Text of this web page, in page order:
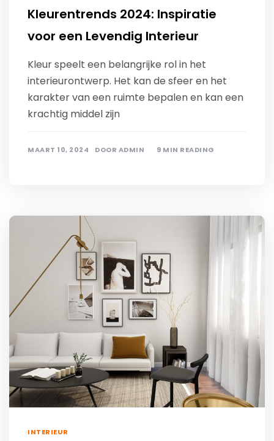
Kleurentrends 2024: Inspiratie
voor een Levendig Interieur
Kleur speelt een belangrijke rol in het
interieurontwerp. Het kan de sfeer en het
karakter van een ruimte bepalen en kan een
krachtig middel zijn
MAART 10, 2024 DOOR ADMIN 9 MIN READING
INTERIEUR